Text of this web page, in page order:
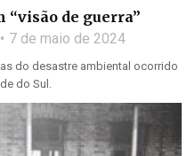
“visão de guerra”
7 de maio de 2024
do desastre ambiental ocorrido
do Sul.